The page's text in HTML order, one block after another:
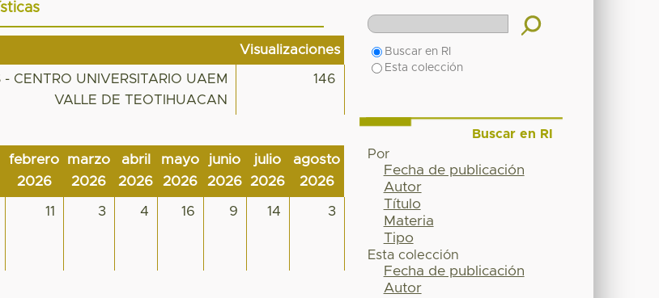
Visualizaciones
CENTRO UNIVERSITARIO UAEM
VALLE DE TEOTIHUACAN
146
febrero
2026
marzo
2026
abril
2026
mayo
2026
junio
2026
julio
2026
agosto
2026
11 3 4 16 9 14 3
Buscar en RI
Esta colección
Buscar en RI
Por
Fecha de publicación
Autor
Título
Materia
Tipo
Esta colección
Fecha de publicación
Autor